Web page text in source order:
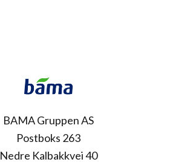
BAMA Gruppen AS
Postboks 263
Nedre Kalbakkvei 40